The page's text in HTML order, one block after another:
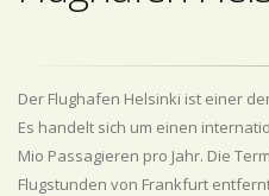
Der Flughafen Helsinki ist einer
Es handelt sich um einen
Mio Passagieren pro Jahr. Die
Flugstunden von Frankfurt